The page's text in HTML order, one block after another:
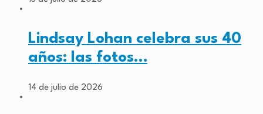
Lindsay Lohan celebra sus 40
años: las fotos…
14 de julio de 2026